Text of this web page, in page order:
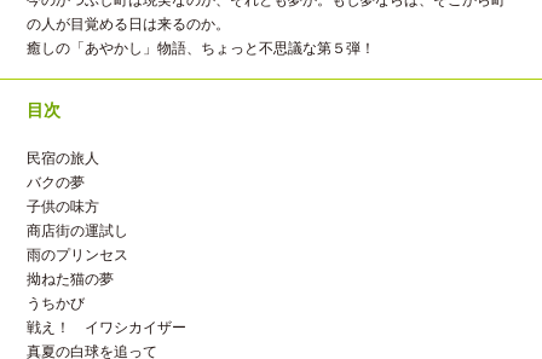
の人が目覚める日は来るのか。
癒しの「あやかし」物語、ちょっと不思議な第５弾！
目次
民宿の旅人
バクの夢
子供の味方
商店街の運試し
雨のプリンセス
拗ねた猫の夢
うちかび
戦え！ イワシカイザー
真夏の白球を追って